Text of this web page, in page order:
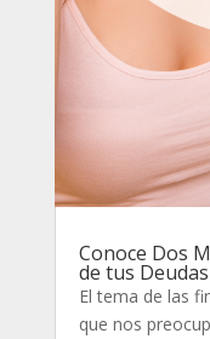
Conoce Dos
de tus Deudas
El tema de las
que nos